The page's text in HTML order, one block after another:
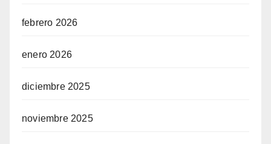
febrero 2026
enero 2026
diciembre 2025
noviembre 2025